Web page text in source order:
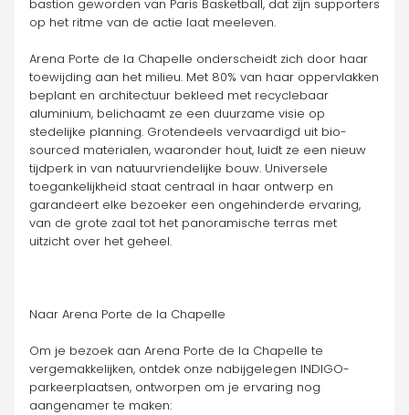
bastion geworden van Paris Basketball, dat zijn supporters
op het ritme van de actie laat meeleven.
Arena Porte de la Chapelle onderscheidt zich door haar
toewijding aan het milieu. Met 80% van haar oppervlakken
beplant en architectuur bekleed met recyclebaar
aluminium, belichaamt ze een duurzame visie op
stedelijke planning. Grotendeels vervaardigd uit bio-
sourced materialen, waaronder hout, luidt ze een nieuw
tijdperk in van natuurvriendelijke bouw. Universele
toegankelijkheid staat centraal in haar ontwerp en
garandeert elke bezoeker een ongehinderde ervaring,
van de grote zaal tot het panoramische terras met
uitzicht over het geheel.
Naar Arena Porte de la Chapelle
Om je bezoek aan Arena Porte de la Chapelle te
vergemakkelijken, ontdek onze nabijgelegen INDIGO-
parkeerplaatsen, ontworpen om je ervaring nog
aangenamer te maken: